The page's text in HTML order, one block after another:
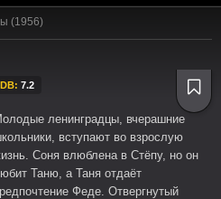
(1956)
7.2
ленинградцы, вчерашние
вступают во взрослую
Соня влюблена в Стёпу, но он
Таню, а Таня отдаёт
Феде. Отвергнутый